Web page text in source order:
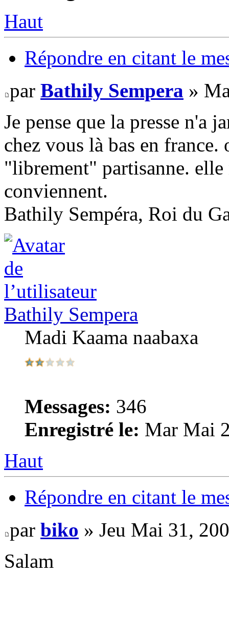
Haut
Répondre en citant le
par Bathily Sempera »
Je pense que la presse n'a
chez vous là bas en
"librement" partisanne.
conviennent.
Bathily Sempéra, Roi du
Bathily Sempera
Madi Kaama naabaxa
Messages: 346
Enregistré le: Mar Mai
Haut
Répondre en citant le
par biko » Jeu Mai 31,
Salam